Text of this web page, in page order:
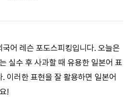
국어 레슨 포도스피킹입니다. 오늘은
실수 후 사과할 때 유용한 일본어 표
이러한 표현을 잘 활용하면 일본어
!